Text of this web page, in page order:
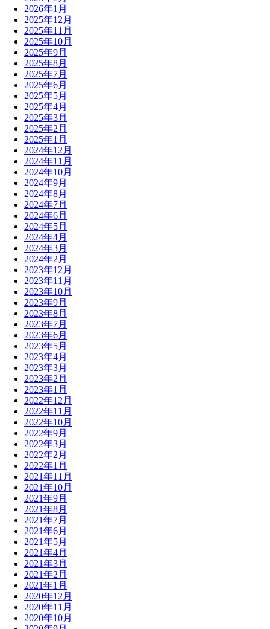
2026年1月
2025年12月
2025年11月
2025年10月
2025年9月
2025年8月
2025年7月
2025年6月
2025年5月
2025年4月
2025年3月
2025年2月
2025年1月
2024年12月
2024年11月
2024年10月
2024年9月
2024年8月
2024年7月
2024年6月
2024年5月
2024年4月
2024年3月
2024年2月
2023年12月
2023年11月
2023年10月
2023年9月
2023年8月
2023年7月
2023年6月
2023年5月
2023年4月
2023年3月
2023年2月
2023年1月
2022年12月
2022年11月
2022年10月
2022年9月
2022年3月
2022年2月
2022年1月
2021年11月
2021年10月
2021年9月
2021年8月
2021年7月
2021年6月
2021年5月
2021年4月
2021年3月
2021年2月
2021年1月
2020年12月
2020年11月
2020年10月